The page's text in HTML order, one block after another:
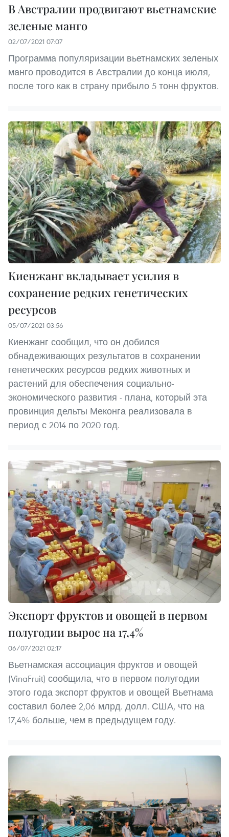
В Австралии продвигают вьетнамские
зеленые манго
02/07/2021 07:07
Программа популяризации вьетнамских зеленых
манго проводится в Австралии до конца июля,
после того как в страну прибыло 5 тонн фруктов.
Киенжанг вкладывает усилия в
сохранение редких генетических
ресурсов
05/07/2021 03:56
Киенжанг сообщил, что он добился
обнадеживающих результатов в сохранении
генетических ресурсов редких животных и
растений для обеспечения социально-
экономического развития - плана, который эта
провинция дельты Меконга реализовала в
период с 2014 по 2020 год.
Экспорт фруктов и овощей в первом
полугодии вырос на 17,4%
06/07/2021 02:17
Вьетнамская ассоциация фруктов и овощей
(VinaFruit) сообщила, что в первом полугодии
этого года экспорт фруктов и овощей Вьетнама
составил более 2,06 млрд. долл. США, что на
17,4% больше, чем в предыдущем году.